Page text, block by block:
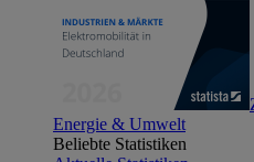
Energie & Umwelt
Beliebte Statistiken